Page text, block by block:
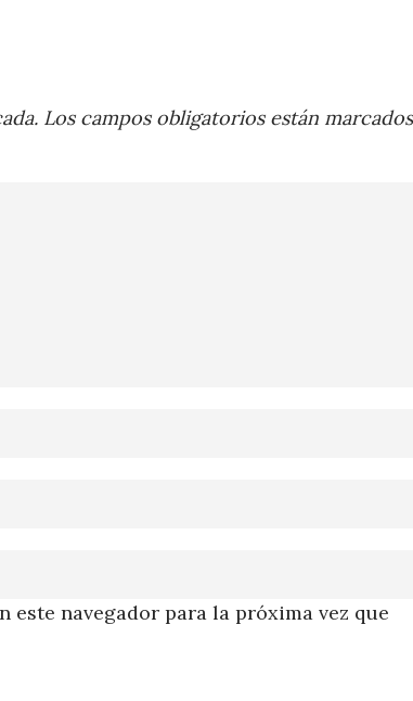
Los campos obligatorios están
navegador para la próxima vez que